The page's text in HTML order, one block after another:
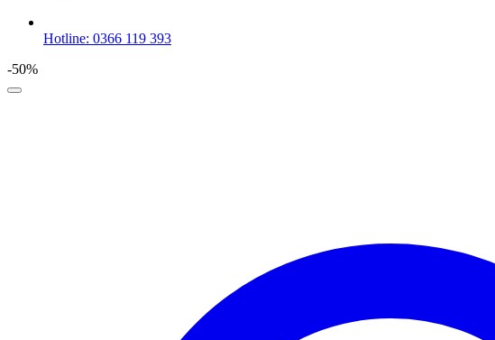
Hotline: 0366 119 393
-50%